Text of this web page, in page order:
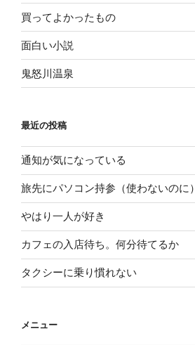
買ってよかったもの
面白い小説
鬼怒川温泉
最近の投稿
通知が気になっている
旅先にパソコン持参（使わないのに）
やはり一人が好き
カフェの入店待ち。何分待てるか
タクシーに乗り慣れない
メニュー